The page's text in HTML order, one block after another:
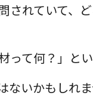
されていて、
て何？」とい
いかもしれま